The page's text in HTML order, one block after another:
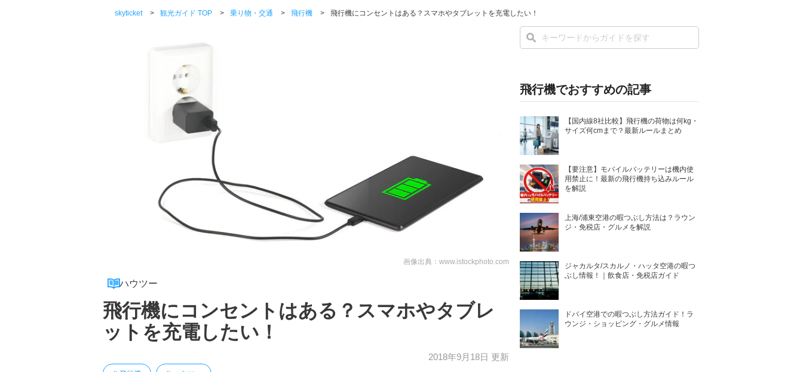
skyticket > 観光ガイド TOP > 乗り物・交通 > 飛行機 > 飛行機にコンセントはある？スマホやタブレットを充電したい！
画像出典：www.istockphoto.com
ハウツー
飛行機にコンセントはある？スマホやタブレ
ットを充電したい！
2018年9月18日 更新
飛行機でおすすめの記事
【国内線8社比較】飛行機の荷物は何kg・
サイズ何cmまで？最新ルールまとめ
【要注意】モバイルバッテリーは機内使
用禁止に！最新の飛行機持ち込みルール
を解説
上海/浦東空港の暇つぶし方法は？ラウン
ジ・免税店・グルメを解説
ジャカルタ/スカルノ・ハッタ空港の暇つ
ぶし情報！｜飲食店・免税店ガイド
ドバイ空港での暇つぶし方法ガイド！ラ
ウンジ・ショッピング・グルメ情報